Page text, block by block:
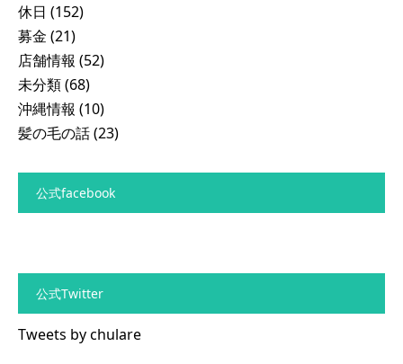
休日 (152)
募金 (21)
店舗情報 (52)
未分類(68)
沖縄情報 (10)
髪の毛の話(23)
公式facebook
公式Twitter
Tweets by chulare